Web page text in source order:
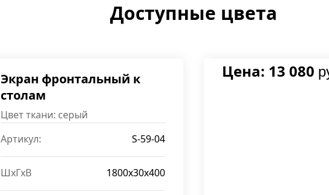
Доступные цвета
Экран фронтальный к
столам
Цвет ткани: серый
Артикул: S-59-04
ШxГxВ 1800x30x400
Цена: 13 080